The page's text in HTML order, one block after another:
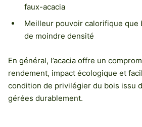
faux-acacia
Meilleur pouvoir calorifique que
de moindre densité
En général, l’acacia offre un
rendement, impact écologique et
condition de privilégier du bois issu
gérées durablement.